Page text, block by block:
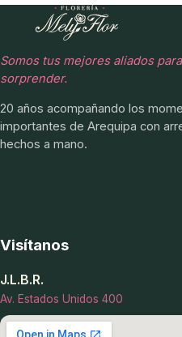
Somos tus mejores aliados para
sorprender.
20 años acompañando los
importantes de Arequipa con
hechos a mano.
Visítanos
J.L.B.R.
Av. Estados Unidos 400